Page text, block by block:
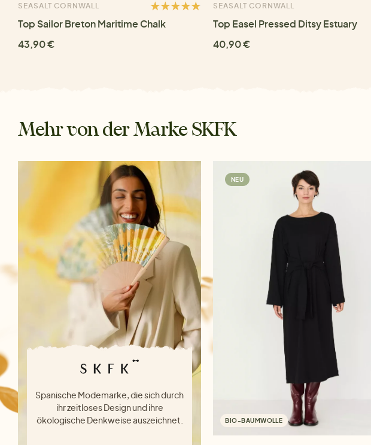
SEASALT CORNWALL
Top Sailor Breton Maritime Chalk
43,90 €
SEASALT CORNWALL
Top Easel Pressed Ditsy Estuary
40,90 €
Mehr von der Marke SKFK
Spanische Modemarke, die sich durch
ihr zeitloses Design und ihre
ökologische Denkweise auszeichnet.
NEU
BIO-BAUMWOLLE